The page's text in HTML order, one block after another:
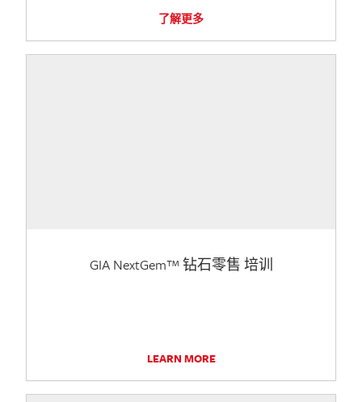
了解更多
GIA NextGem™ 钻石零售 培训
LEARN MORE